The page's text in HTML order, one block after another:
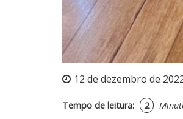
12 de dezembro de
Tempo de leitura: 2